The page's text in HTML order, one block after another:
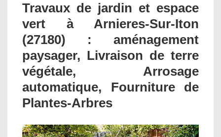
Travaux de jardin et espace
vert à Arnieres-Sur-Iton
(27180) : aménagement
paysager, Livraison de terre
végétale, Arrosage
automatique, Fourniture de
Plantes-Arbres